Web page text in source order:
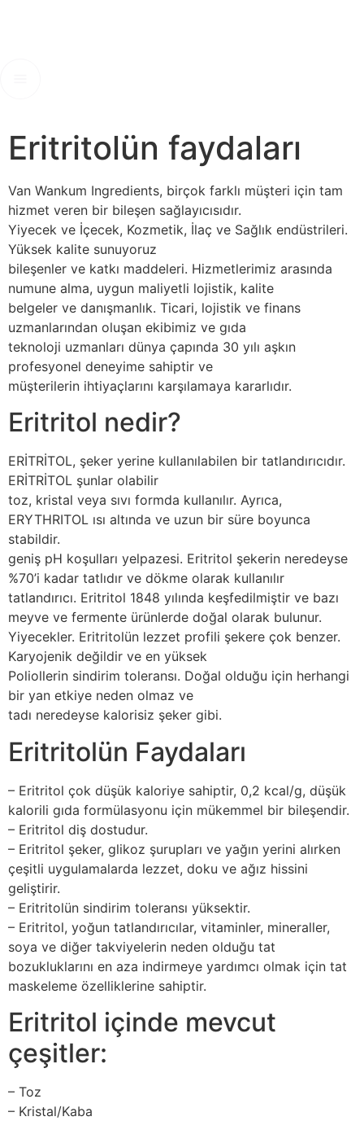
Eritritolün faydaları
Van Wankum Ingredients, birçok farklı müşteri için tam
hizmet veren bir bileşen sağlayıcısıdır.
Yiyecek ve İçecek, Kozmetik, İlaç ve Sağlık endüstrileri.
Yüksek kalite sunuyoruz
bileşenler ve katkı maddeleri. Hizmetlerimiz arasında
numune alma, uygun maliyetli lojistik, kalite
belgeler ve danışmanlık. Ticari, lojistik ve finans
uzmanlarından oluşan ekibimiz ve gıda
teknoloji uzmanları dünya çapında 30 yılı aşkın
profesyonel deneyime sahiptir ve
müşterilerin ihtiyaçlarını karşılamaya kararlıdır.
Eritritol nedir?
ERİTRİTOL, şeker yerine kullanılabilen bir tatlandırıcıdır.
ERİTRİTOL şunlar olabilir
toz, kristal veya sıvı formda kullanılır. Ayrıca,
ERYTHRITOL ısı altında ve uzun bir süre boyunca
stabildir.
geniş pH koşulları yelpazesi. Eritritol şekerin neredeyse
%70’i kadar tatlıdır ve dökme olarak kullanılır
tatlandırıcı. Eritritol 1848 yılında keşfedilmiştir ve bazı
meyve ve fermente ürünlerde doğal olarak bulunur.
Yiyecekler. Eritritolün lezzet profili şekere çok benzer.
Karyojenik değildir ve en yüksek
Poliollerin sindirim toleransı. Doğal olduğu için herhangi
bir yan etkiye neden olmaz ve
tadı neredeyse kalorisiz şeker gibi.
Eritritolün Faydaları
– Eritritol çok düşük kaloriye sahiptir, 0,2 kcal/g, düşük
kalorili gıda formülasyonu için mükemmel bir bileşendir.
– Eritritol diş dostudur.
– Eritritol şeker, glikoz şurupları ve yağın yerini alırken
çeşitli uygulamalarda lezzet, doku ve ağız hissini
geliştirir.
– Eritritolün sindirim toleransı yüksektir.
– Eritritol, yoğun tatlandırıcılar, vitaminler, mineraller,
soya ve diğer takviyelerin neden olduğu tat
bozukluklarını en aza indirmeye yardımcı olmak için tat
maskeleme özelliklerine sahiptir.
Eritritol içinde mevcut
çeşitler:
– Toz
– Kristal/Kaba